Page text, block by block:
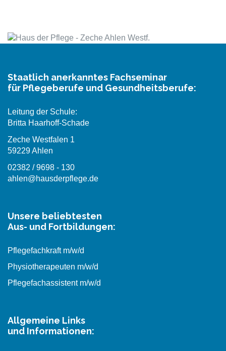
Staatlich anerkanntes Fachseminar
für Pflegeberufe und Gesundheitsberufe:
Leitung der Schule:
Britta Haarhoff-Schade
Zeche Westfalen 1
59229 Ahlen
02382 / 9698 - 130
ahlen@hausderpflege.de
Unsere beliebtesten
Aus- und Fortbildungen:
Pflegefachkraft m/w/d
Physiotherapeuten m/w/d
Pflegefachassistent m/w/d
Allgemeine Links
und Informationen: